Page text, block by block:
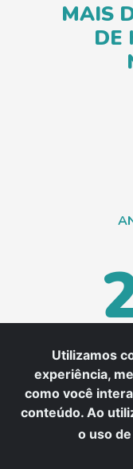
MAIS
DE
Utilizamos
experiência,
como você
conteúdo. Ao
o uso